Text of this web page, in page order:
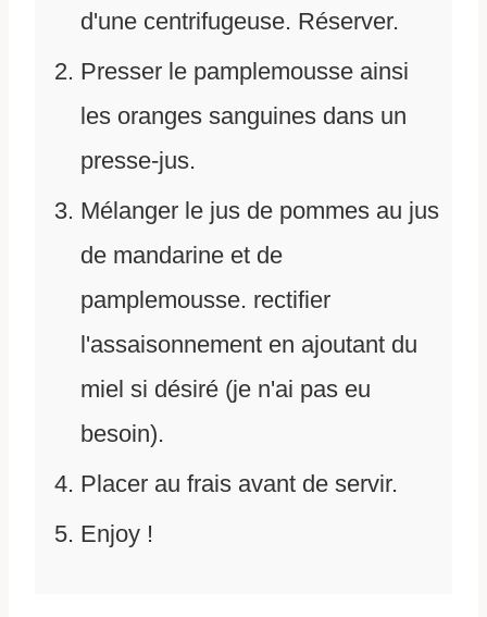
d'une centrifugeuse. Réserver.
Presser le pamplemousse ainsi
les oranges sanguines dans un
presse-jus.
Mélanger le jus de pommes au jus
de mandarine et de
pamplemousse. rectifier
l'assaisonnement en ajoutant du
miel si désiré (je n'ai pas eu
besoin).
Placer au frais avant de servir.
Enjoy !